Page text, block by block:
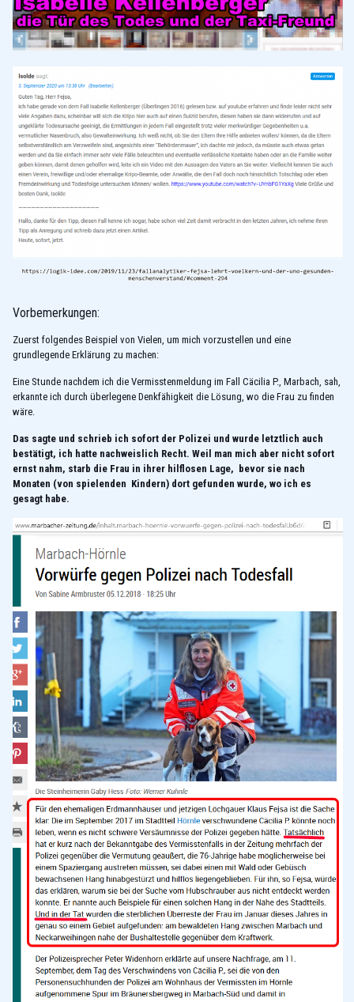
Vorbemerkungen:
Zuerst folgendes Beispiel von Vielen, um mich vorzustellen und eine
grundlegende Erklärung zu machen:
Eine Stunde nachdem ich die Vermisstenmeldung im Fall Cäcilia P., Marbach, sah,
erkannte ich durch überlegene Denkfähigkeit die Lösung, wo die Frau zu finden
wäre.
Das sagte und schrieb ich sofort der Polizei und wurde letztlich auch
bestätigt, ich hatte nachweislich Recht. Weil man mich aber nicht sofort
ernst nahm, starb die Frau in ihrer hilflosen Lage, bevor sie nach
Monaten (von spielenden Kindern) dort gefunden wurde, wo ich es
gesagt habe.